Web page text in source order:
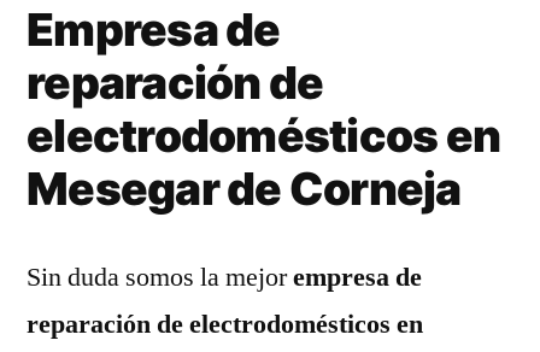
Empresa de
reparación de
electrodomésticos en
Mesegar de Corneja
Sin duda somos la mejorempresa de
reparación de electrodomésticos en